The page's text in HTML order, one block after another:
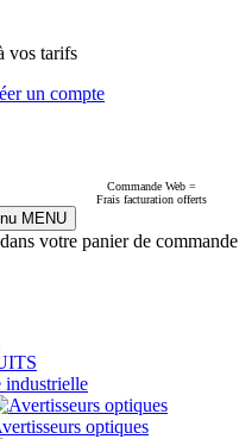
vos tarifs
un compte
Commande Web =
Frais facturation offerts
MENU
votre panier de commande
industrielle
optiques